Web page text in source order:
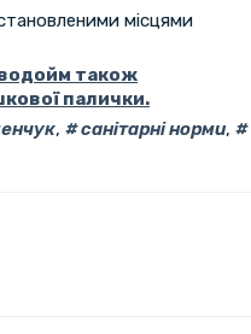
місцями
також
палички.
, санітарні норми,